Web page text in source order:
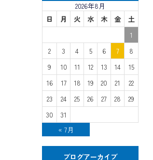
2026年8月
日
月 火 水 木 金
土
1
2
3 4 5 6 7
8
9
10 11 12 13 14
15
16
17 18 19 20 21
22
23
24 25 26 27 28
29
30
31
« 7月
ブログアーカイブ